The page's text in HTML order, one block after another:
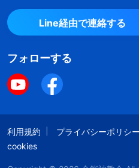
のこと。どうすべきか事
で、パートナーが違う意
た。教会は協力して本分
に、わたしは暴君のよう
めした。赤い大きな竜の
妹たちを縛りつけ、辞め
せたこと、チームの作業
Line経由で連絡する
フォローする
利用規約 プライバシーポリシー
cookies